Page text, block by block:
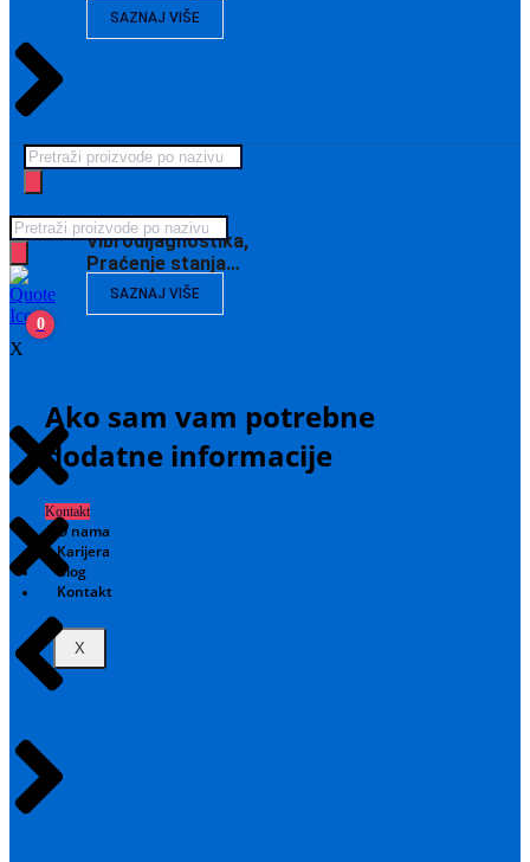
SAZNAJ VIŠE
Vibrodijagnostika,
Praćenje stanja…
SAZNAJ VIŠE
Ako sam vam potrebne
dodatne informacije
Kontakt
O nama
Karijera
Blog
Kontakt
X
Products
search
Products
search
0
X